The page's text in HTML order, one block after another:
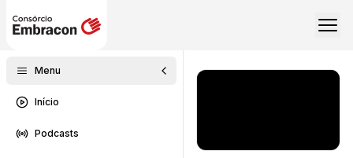
Menu
Início
Podcasts